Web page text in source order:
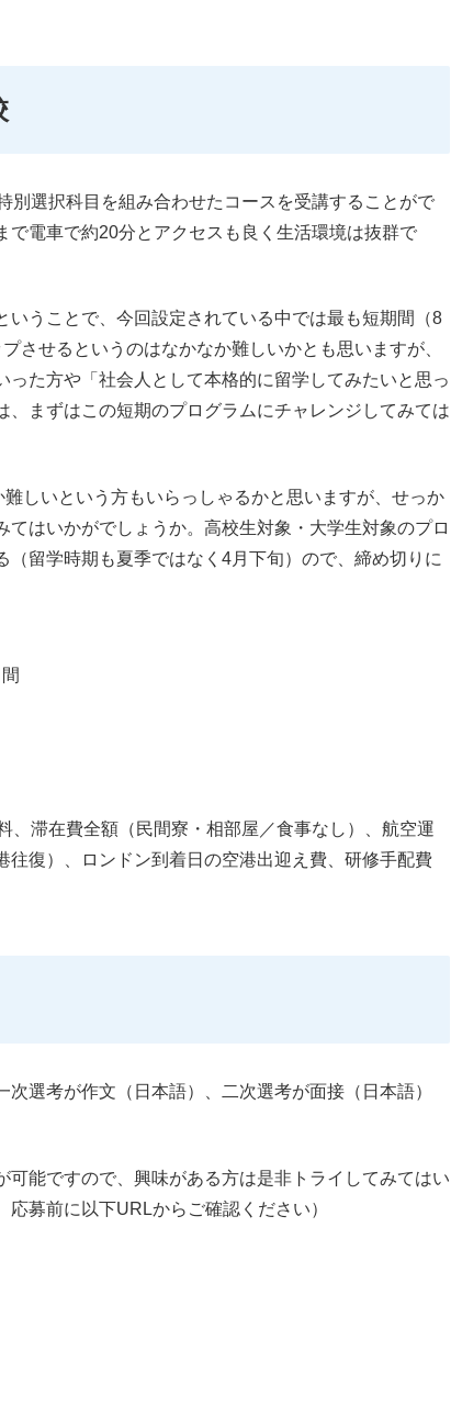
選択科目を組み合わせたコースを受講することがで
電車で約20分とアクセスも良く生活環境は抜群で
うことで、今回設定されている中では最も短期間（8
させるというのはなかなか難しいかとも思いますが、
った方や「社会人として本格的に留学してみたいと思っ
まずはこの短期のプログラムにチャレンジしてみては
しいという方もいらっしゃるかと思いますが、せっか
はいかがでしょうか。高校生対象・大学生対象のプロ
留学時期も夏季ではなく4月下旬）ので、締め切りに
滞在費全額（民間寮・相部屋／食事なし）、航空運
復）、ロンドン到着日の空港出迎え費、研修手配費
選考が作文（日本語）、二次選考が面接（日本語）
能ですので、興味がある方は是非トライしてみてはい
募前に以下URLからご確認ください）